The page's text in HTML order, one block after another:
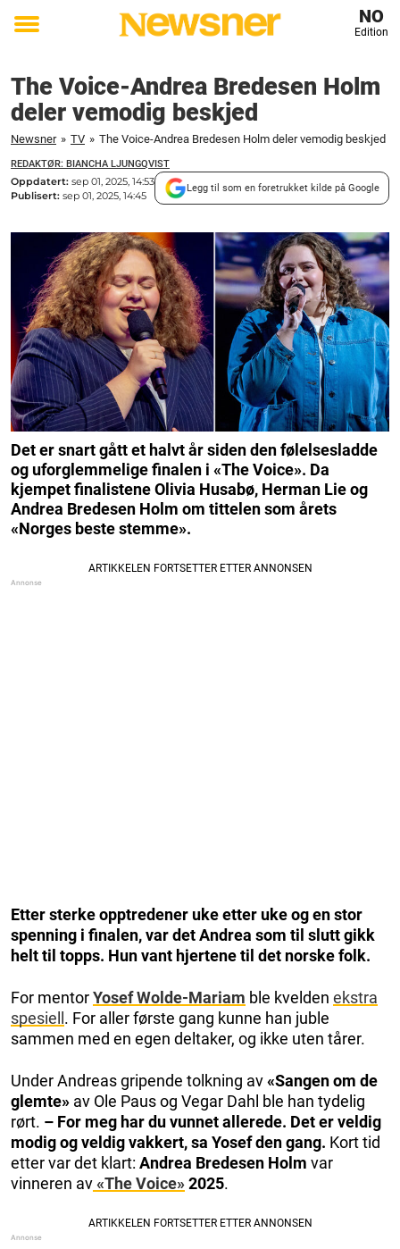
Toggle
NO
Edition
The Voice-Andrea Bredesen Holm
deler vemodig beskjed
Newsner » TV » The Voice-Andrea Bredesen Holm deler vemodig beskjed
REDAKTØR: BIANCHA LJUNGQVIST
Oppdatert: sep 01, 2025, 14:53
Publisert: sep 01, 2025, 14:45
Legg til som en foretrukket kilde på Google
Det er snart gått et halvt år siden den følelsesladde
og uforglemmelige finalen i «The Voice». Da
kjempet finalistene Olivia Husabø, Herman Lie og
Andrea Bredesen Holm om tittelen som årets
«Norges beste stemme».
Etter sterke opptredener uke etter uke og en stor
spenning i finalen, var det Andrea som til slutt gikk
helt til topps. Hun vant hjertene til det norske folk.
For mentorYosef Wolde-Mariam ble kvelden ekstra
spesiell . For aller første gang kunne han juble
sammen med en egen deltaker, og ikke uten tårer.
Under Andreas gripende tolkning av«Sangen om de
glemte» av Ole Paus og Vegar Dahl ble han tydelig
rørt. – For meg har du vunnet allerede. Det er veldig
modig og veldig vakkert, sa Yosef den gang. Kort tid
etter var det klart: Andrea Bredesen Holm var
vinneren av«The Voice»2025.